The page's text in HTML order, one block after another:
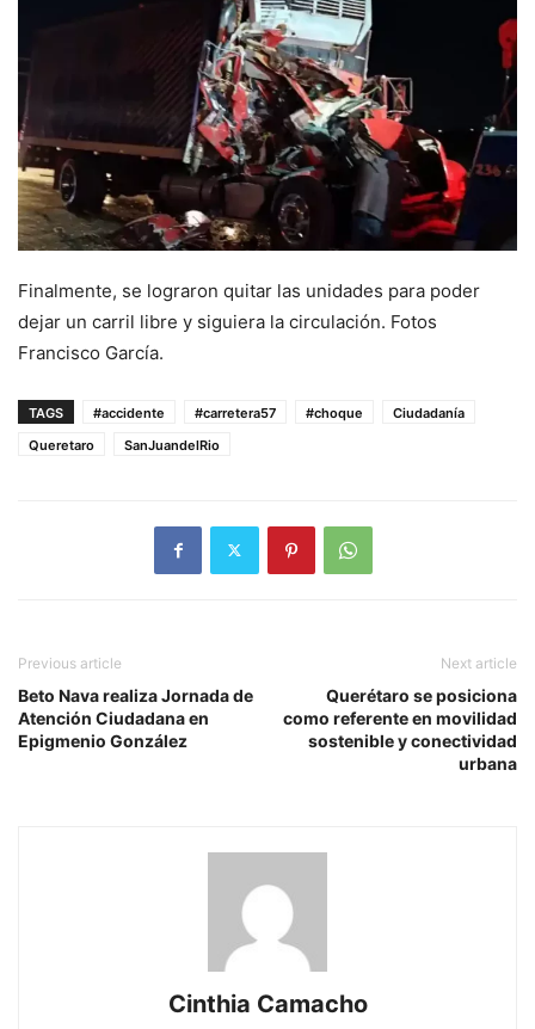
Finalmente, se lograron quitar las unidades para poder
dejar un carril libre y siguiera la circulación. Fotos
Francisco García.
TAGS #accidente #carretera57 #choque
Ciudadanía
Queretaro
SanJuandelRio
Previous article
Beto Nava realiza Jornada de
Atención Ciudadana en
Epigmenio González
Next article
Querétaro se posiciona
como referente en movilidad
sostenible y conectividad
urbana
Cinthia Camacho